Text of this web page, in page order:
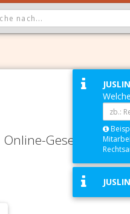
GEWÄHLTER WERT IST
Gesetze-